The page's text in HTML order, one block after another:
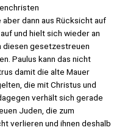
dann aus Rücksicht auf
und hielt sich wieder an
diesen gesetzestreuen
Paulus kann das nicht
damit die alte Mauer
die mit Christus und
verhält sich gerade
Juden, die zum
verlieren und ihnen deshalb